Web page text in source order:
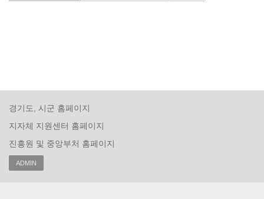
경기도, 시군 홈페이지
지자체 지원센터 홈페이지
진흥원 및 중앙부처 홈페이지
ADMIN